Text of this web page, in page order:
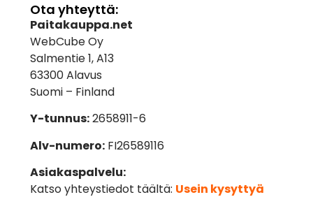
Ota yhteyttä:
Paitakauppa.net
WebCube Oy
Salmentie 1, A13
63300 Alavus
Suomi – Finland
Y-tunnus:2658911-6
Alv-numero:FI26589116
Asiakaspalvelu:
Katso yhteystiedot täältä: Usein kysyttyä